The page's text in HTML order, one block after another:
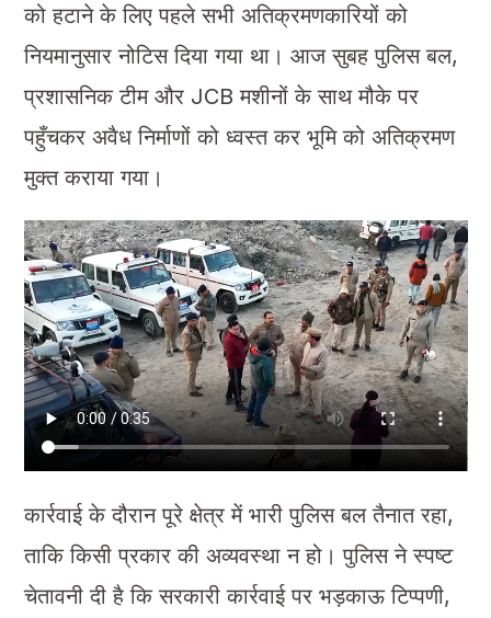
को हटाने के लिए पहले सभी अतिक्रमणकारियों को
नियमानुसार नोटिस दिया गया था। आज सुबह पुलिस बल,
प्रशासनिक टीम और JCB मशीनों के साथ मौके पर
पहुँचकर अवैध निर्माणों को ध्वस्त कर भूमि को अतिक्रमण
मुक्त कराया गया।
कार्रवाई के दौरान पूरे क्षेत्र में भारी पुलिस बल तैनात रहा,
ताकि किसी प्रकार की अव्यवस्था न हो। पुलिस ने स्पष्ट
चेतावनी दी है कि सरकारी कार्रवाई पर भड़काऊ टिप्पणी,